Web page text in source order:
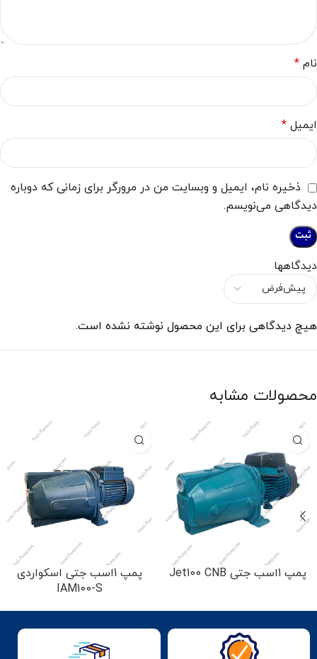
دیدگاهها
هیچ دیدگاهی برای این محصول نوشته نشده است.
نام *
ایمیل *
ذخیره نام، ایمیل و وبسایت من در مرورگر برای زمانی که دوباره
دیدگاهی می‌نویسم.
محصولات مشابه
پمپ 1اسب جتی Jet100 CNB
پمپ 1اسب جتی اسکواردی
IAM100-S